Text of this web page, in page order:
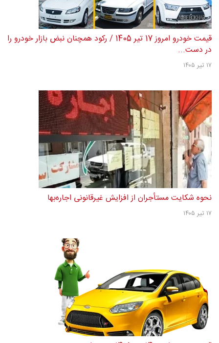
قیمت خودرو امروز 17 تیر 1405 / رکود همچنان نبض بازار خودرو را
در دست...
۱۷ تیر ۱۴۰۵
نحوه شکایت مستأجران از افزایش غیرقانونی اجاره‌بها
۱۷ تیر ۱۴۰۵